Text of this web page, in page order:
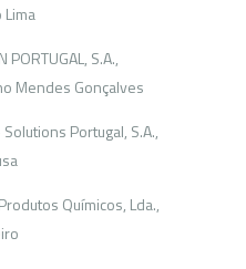
Lima
S.A.,
Mendes Gonçalves
Portugal, S.A.,
Químicos, Lda.,